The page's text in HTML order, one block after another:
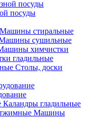
посуды
Машины стиральные
сушильные
химчистки
гладильные
Столы, доски
Каландры гладильные
Машины